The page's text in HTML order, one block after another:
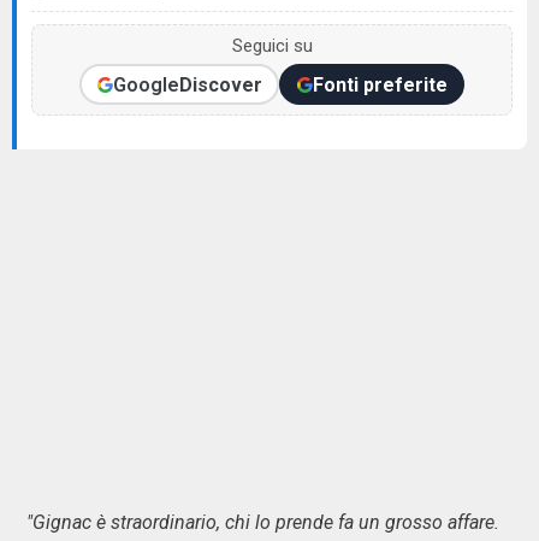
Seguici su
GoogleDiscover Fonti preferite
"Gignac è straordinario, chi lo prende fa un grosso affare.